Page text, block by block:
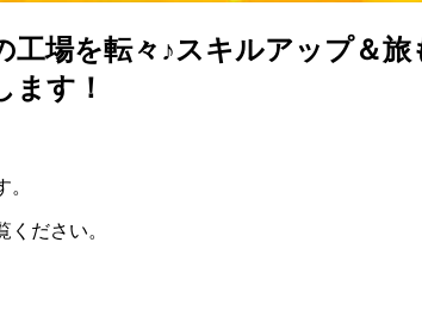
工場を転々♪スキルアップ＆
ます！
ださい。